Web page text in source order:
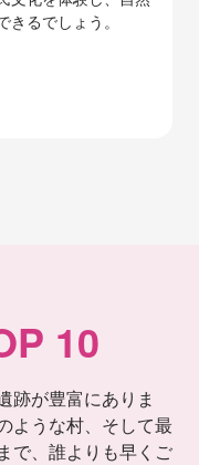
るでしょう。
10
跡が豊富にありま
ような村、そして最
で、誰よりも早くご